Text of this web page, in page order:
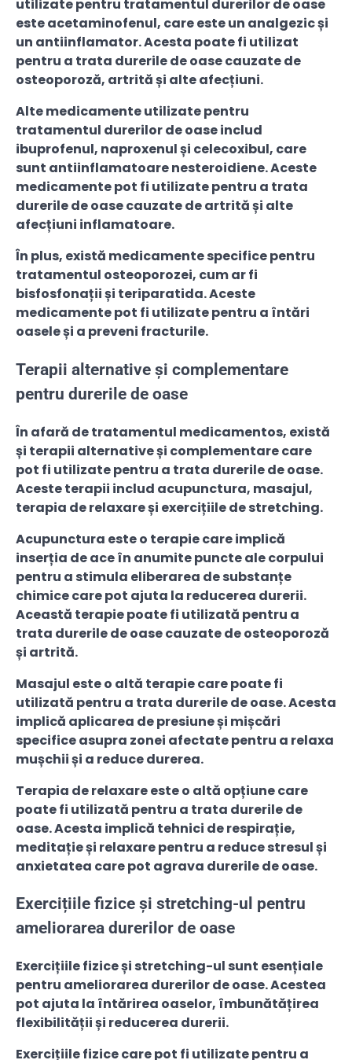
utilizate pentru tratamentul durerilor de oase
este acetaminofenul, care este un analgezic și
un antiinflamator. Acesta poate fi utilizat
pentru a trata durerile de oase cauzate de
osteoporoză, artrită și alte afecțiuni.
Alte medicamente utilizate pentru
tratamentul durerilor de oase includ
ibuprofenul, naproxenul și celecoxibul, care
sunt antiinflamatoare nesteroidiene. Aceste
medicamente pot fi utilizate pentru a trata
durerile de oase cauzate de artrită și alte
afecțiuni inflamatoare.
În plus, există medicamente specifice pentru
tratamentul osteoporozei, cum ar fi
bisfosfonații și teriparatida. Aceste
medicamente pot fi utilizate pentru a întări
oasele și a preveni fracturile.
Terapii alternative și complementare
pentru durerile de oase
În afară de tratamentul medicamentos, există
și terapii alternative și complementare care
pot fi utilizate pentru a trata durerile de oase.
Aceste terapii includ acupunctura, masajul,
terapia de relaxare și exercițiile de stretching.
Acupunctura este o terapie care implică
inserția de ace în anumite puncte ale corpului
pentru a stimula eliberarea de substanțe
chimice care pot ajuta la reducerea durerii.
Această terapie poate fi utilizată pentru a
trata durerile de oase cauzate de osteoporoză
și artrită.
Masajul este o altă terapie care poate fi
utilizată pentru a trata durerile de oase. Acesta
implică aplicarea de presiune și mișcări
specifice asupra zonei afectate pentru a relaxa
mușchii și a reduce durerea.
Terapia de relaxare este o altă opțiune care
poate fi utilizată pentru a trata durerile de
oase. Acesta implică tehnici de respirație,
meditație și relaxare pentru a reduce stresul și
anxietatea care pot agrava durerile de oase.
Exercițiile fizice și stretching-ul pentru
ameliorarea durerilor de oase
Exercițiile fizice și stretching-ul sunt esențiale
pentru ameliorarea durerilor de oase. Acestea
pot ajuta la întărirea oaselor, îmbunătățirea
flexibilității și reducerea durerii.
Exercițiile fizice care pot fi utilizate pentru a